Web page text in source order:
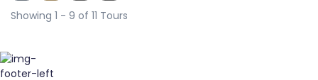
Showing 1 - 9 of 11 Tours